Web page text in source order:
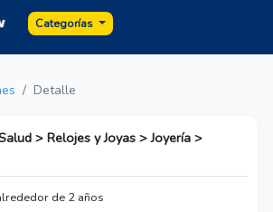
Categorías
Detalle
> Relojes y Joyas > Joyería >
de 2 años